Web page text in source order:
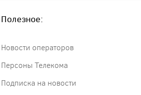
Полезное:
Новости операторов
Персоны Телекома
Подписка на новости